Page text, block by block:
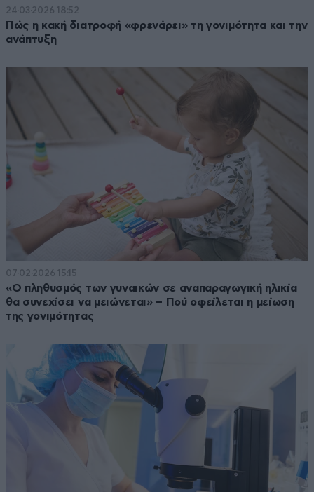
24·03·2026 18:52
Πώς η κακή διατροφή «φρενάρει» τη γονιμότητα και την
ανάπτυξη
07·02·2026 15:15
«Ο πληθυσμός των γυναικών σε αναπαραγωγική ηλικία
θα συνεχίσει να μειώνεται» – Πού οφείλεται η μείωση
της γονιμότητας